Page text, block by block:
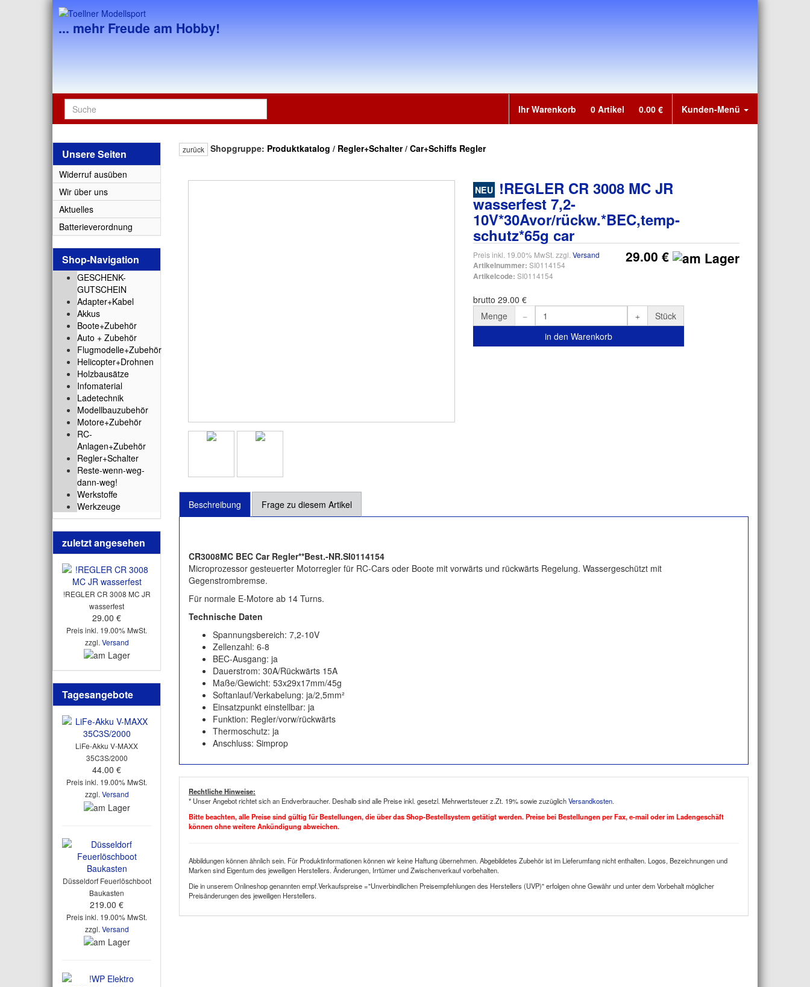
... mehr Freude am Hobby!
Ihr Warenkorb 0 Artikel 0.00 € Kunden-Menü
zurück Shopgruppe: Produktkatalog / Regler+Schalter/ Car+Schiffs Regler
NEU!REGLER CR 3008 MC JR
wasserfest 7,2-
10V*30Avor/rückw.*BEC,temp-
schutz*65g car
Preis inkl. 19.00% MwSt. zzgl. Versand
Artikelnummer: SI0114154
Artikelcode: SI0114154
29.00 €
brutto 29.00 €
Menge
Stück
in den Warenkorb
Beschreibung Frage zu diesem Artikel
CR3008MC BEC Car Regler**Best.-NR.SI0114154
Microprozessor gesteuerter Motorregler für RC-Cars oder Boote mit vorwärts und rückwärts Regelung. Wassergeschützt mit
Gegenstrombremse.
Für normale E-Motore ab 14 Turns.
Technische Daten
Spannungsbereich: 7,2-10V
Zellenzahl: 6-8
BEC-Ausgang: ja
Dauerstrom: 30A/Rückwärts 15A
Maße/Gewicht: 53x29x17mm/45g
Softanlauf/Verkabelung: ja/2,5mm²
Einsatzpunkt einstellbar: ja
Funktion: Regler/vorw/rückwärts
Thermoschutz: ja
Anschluss: Simprop
Rechtliche Hinweise:
* Unser Angebot richtet sich an Endverbraucher. Deshalb sind alle Preise inkl. gesetzl. Mehrwertsteuer z.Zt. 19% sowie zuzüglichVersandkosten.
Bitte beachten, alle Preise sind gültig für Bestellungen, die über das Shop-Bestellsystem getätigt werden. Preise bei Bestellungen per Fax, e-mail oder im Ladengeschäft
können ohne weitere Ankündigung abweichen.
Abbildungen können ähnlich sein. Für Produktinformationen können wir keine Haftung übernehmen. Abgebildetes Zubehör ist im Lieferumfang nicht enthalten. Logos, Bezeichnungen und
Marken sind Eigentum des jeweiligen Herstellers. Änderungen, Irrtümer und Zwischenverkauf vorbehalten.
Die in unserem Onlineshop genannten empf.Verkaufspreise ="Unverbindlichen Preisempfehlungen des Herstellers (UVP)" erfolgen ohne Gewähr und unter dem Vorbehalt möglicher
Preisänderungen des jeweiligen Herstellers.
Unsere Seiten
Widerruf ausüben
Wir über uns
Aktuelles
Batterieverordnung
Shop-Navigation
GESCHENK-
GUTSCHEIN
Adapter+Kabel
Akkus
Boote+Zubehör
Auto + Zubehör
Flugmodelle+Zubehör
Helicopter+Drohnen
Holzbausätze
Infomaterial
Ladetechnik
Modellbauzubehör
Motore+Zubehör
RC-
Anlagen+Zubehör
Regler+Schalter
Reste-wenn-weg-
dann-weg!
Werkstoffe
Werkzeuge
zuletzt angesehen
!REGLER CR 3008 MC JR
wasserfest
29.00 €
Preis inkl. 19.00% MwSt.
zzgl. Versand
Tagesangebote
LiFe-Akku V-MAXX
35C3S/2000
44.00 €
Preis inkl. 19.00% MwSt.
zzgl. Versand
Düsseldorf Feuerlöschboot
Baukasten
219.00 €
Preis inkl. 19.00% MwSt.
zzgl. Versand